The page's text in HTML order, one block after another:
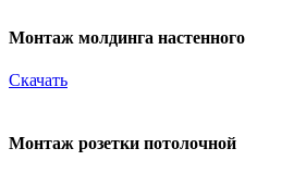
Монтаж молдинга настенного
Скачать
Монтаж розетки потолочной